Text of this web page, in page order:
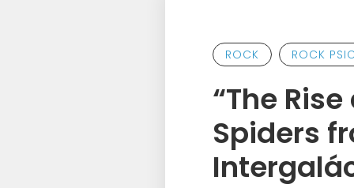
ROCK ROCK
“The
Spiders